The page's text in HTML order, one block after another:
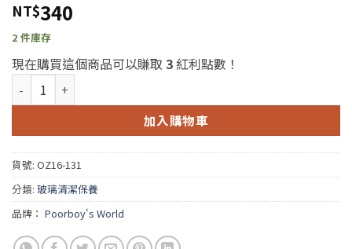
NT$340
2 件庫存
現在購買這個商品可以賺取 3紅利點數！
Poorboy's World Glass Cleaner 16 oz.(窮小子 玻璃清潔劑)*約
加入購物車
貨號: OZ16-131
分類: 玻璃清潔保養
品牌： Poorboy's World